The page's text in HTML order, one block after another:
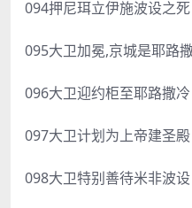
094押尼珥立伊施波设之死
095大卫加冕,京城是耶路
096大卫迎约柜至耶路撒冷
097大卫计划为上帝建圣殿
098大卫特别善待米非波设